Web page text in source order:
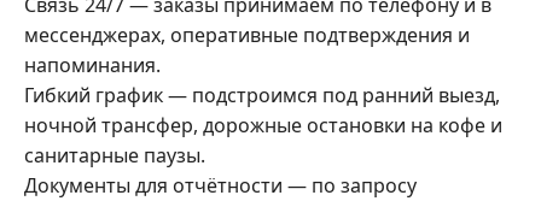
мессенджерах, оперативные подтверждения и
напоминания.
Гибкий график — подстроимся под ранний выезд,
ночной трансфер, дорожные остановки на кофе и
санитарные паузы.
Документы для отчётности — по запросу